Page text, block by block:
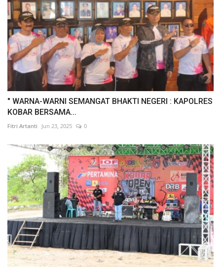
" WARNA-WARNI SEMANGAT BHAKTI NEGERI : KAPOLRES
KOBAR BERSAMA...
Fitri Artanti Jun 23, 2025 0